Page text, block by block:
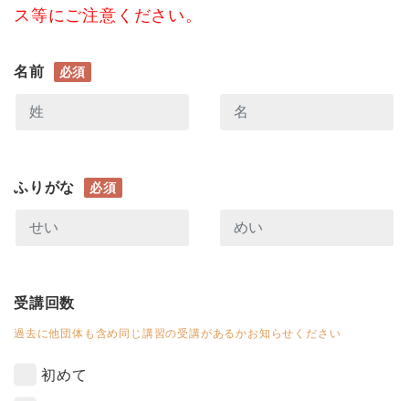
ス等にご注意ください。
名前 必須
ふりがな 必須
受講回数
過去に他団体も含め同じ講習の受講があるかお知らせください
初めて